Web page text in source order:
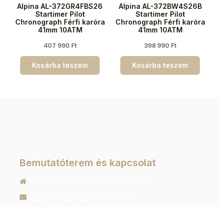
Alpina AL-372GR4FBS26
Startimer Pilot
Chronograph Férfi karóra
41mm 10ATM
407 990 Ft
Kosárba teszem
Alpina AL-372BW4S26B
Startimer Pilot
Chronograph Férfi karóra
41mm 10ATM
398 990 Ft
Kosárba teszem
Bemutatóterem és kapcsolat